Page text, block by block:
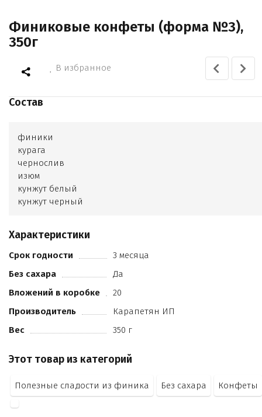
Финиковые конфеты (форма №3),
350г
В избранное
Состав
финики
курага
чернослив
изюм
кунжут белый
кунжут черный
миндаль
кешью
лен
кокос
амарант.
Характеристики
Срок годности
3 месяца
Без сахара
Да
Вложений в коробке
20
Производитель
Карапетян ИП
Вес
350 г
Этот товар из категорий
Полезные сладости из финика Без сахара Конфеты